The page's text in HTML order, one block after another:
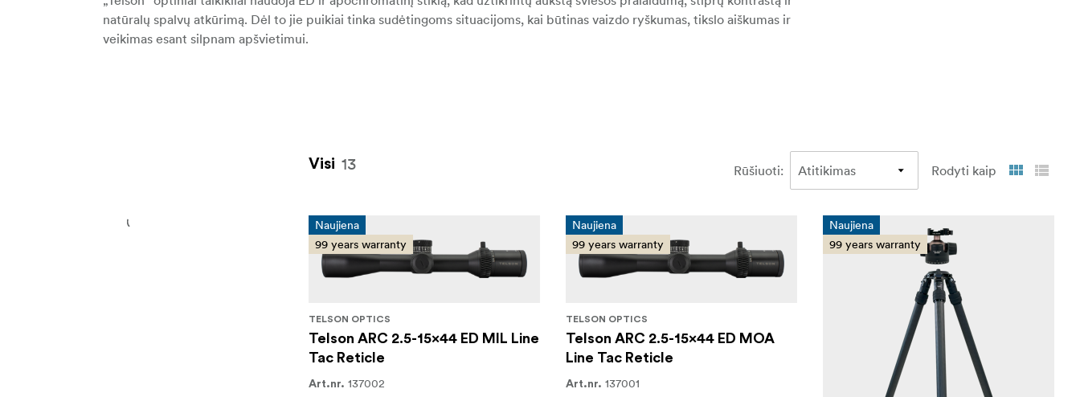
natūralų spalvų atkūrimą. Dėl to jie puikiai tinka sudėtingoms situacijoms, kai būtinas vaizdo ryškumas, tikslo aiškumas ir
veikimas esant silpnam apšvietimui.
Visi 13 Rūšiuoti: Rodyti kaip
Naujiena
99 years warranty
TELSON OPTICS
Telson ARC 2.5-15x44 ED MIL Line
Tac Reticle
Art.nr. 137002
Naujiena
99 years warranty
TELSON OPTICS
Telson ARC 2.5-15x44 ED MOA
Line Tac Reticle
Art.nr. 137001
Naujiena
99 years warranty